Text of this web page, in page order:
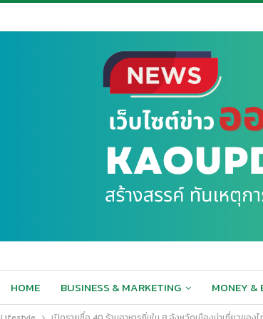
HOME BUSINESS & MARKETING MONEY &